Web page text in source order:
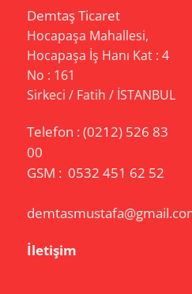
Demtaş Ticaret
Hocapaşa Mahallesi,
Hocapaşa İş Hanı Kat : 4
No : 161
Sirkeci / Fatih / İSTANBUL
Telefon :(0212) 526 83
00
GSM : 0532 451 62 52
İletişim